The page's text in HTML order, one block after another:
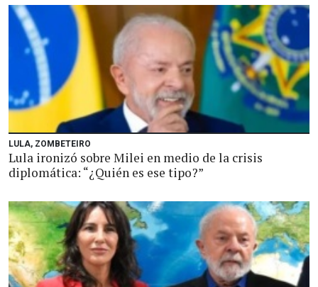
LULA, ZOMBETEIRO
Lula ironizó sobre Milei en medio de la crisis
diplomática: “¿Quién es ese tipo?”